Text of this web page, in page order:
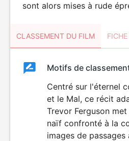
sont alors mises à rude
CLASSEMENT DU FILM
ClassementClassement
AUX
Motifs de
Centré sur l'éternel
et le Mal, ce récit
Trevor Ferguson
naïf confronté à la
images de